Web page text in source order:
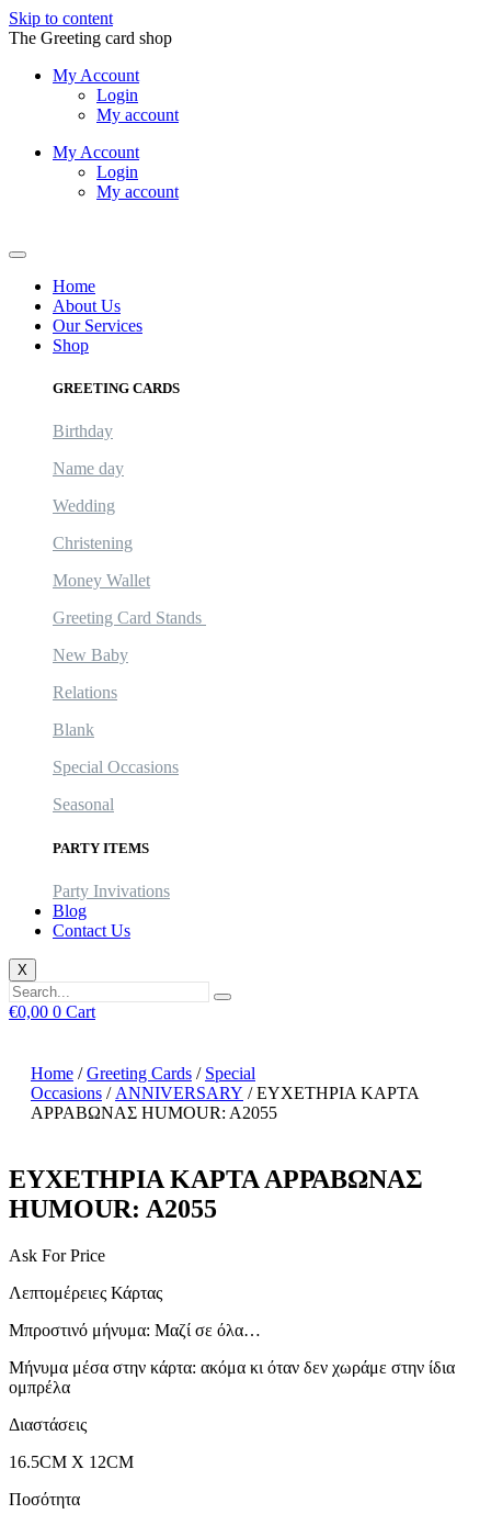
Skip to content
The Greeting card shop
My Account
Login
My account
My Account
Login
My account
Home
About Us
Our Services
Shop
GREETING CARDS
Birthday
Name day
Wedding
Christening
Money Wallet
Greeting Card Stands
New Baby
Relations
Blank
Special Occasions
Seasonal
PARTY ITEMS
Party Invivations
Blog
Contact Us
X
€0,00 0 Cart
Home /Greeting Cards / Special
Occasions / ANNIVERSARY / ΕΥΧΕΤΗΡΙΑ ΚΑΡΤΑ
ΑΡΡΑΒΩΝΑΣ HUMOUR: A2055
ΕΥΧΕΤΗΡΙΑ ΚΑΡΤΑ ΑΡΡΑΒΩΝΑΣ
HUMOUR: A2055
Ask For Price
Λεπτομέρειες Κάρτας
Μπροστινό μήνυμα: Μαζί σε όλα…
Μήνυμα μέσα στην κάρτα: ακόμα κι όταν δεν χωράμε στην ίδια
ομπρέλα
Διαστάσεις
16.5CM X 12CM
Ποσότητα